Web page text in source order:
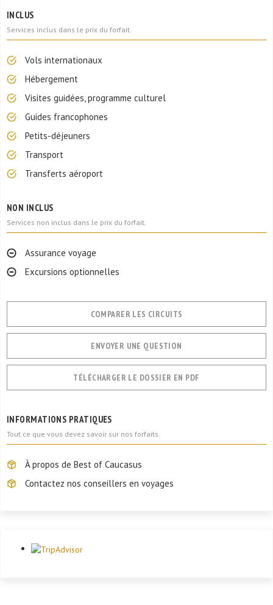
INCLUS
Services inclus dans le prix du forfait.
Vols internationaux
Hébergement
Visites guidées, programme culturel
Guides francophones
Petits-déjeuners
Transport
Transferts aéroport
NON INCLUS
Services non inclus dans le prix du forfait.
Assurance voyage
Excursions optionnelles
COMPARER LES CIRCUITS
ENVOYER UNE QUESTION
TÉLÉCHARGER LE DOSSIER EN PDF
INFORMATIONS PRATIQUES
Tout ce que vous devez savoir sur nos forfaits.
À propos de Best of Caucasus
Contactez nos conseillers en voyages